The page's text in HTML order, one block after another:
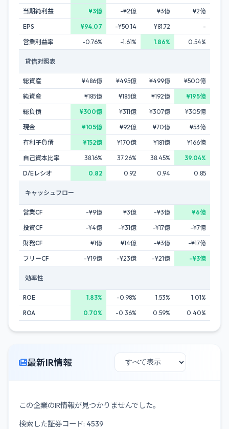
当期純利益
¥3億 -¥2億 ¥3億
¥2億
EPS
¥94.07 -¥50.14 ¥81.72
-
営業利益率
-0.76% -1.61% 1.86% 0.54%
貸借対照表
総資産 ¥486億 ¥495億 ¥499億
¥500億
純資産
¥185億 ¥185億 ¥192億
¥195億
総負債
¥300億 ¥311億 ¥307億
¥305億
現金
¥105億 ¥92億 ¥70億
¥53億
有利子負債
¥152億 ¥170億 ¥181億
¥166億
自己資本比率
38.16% 37.26% 38.45%
39.04%
D/Eレシオ
0.82 0.92 0.94 0.85
キャッシュフロー
営業CF -¥9億 ¥3億 -¥3億
¥6億
投資CF
-¥4億 -¥31億 -¥17億
-¥7億
財務CF
¥1億 ¥14億 -¥3億
-¥17億
フリーCF
-¥19億 -¥23億 -¥21億 -¥3億
効率性
ROE 1.83% -0.98% 1.53%
1.01%
ROA
0.70% -0.36% 0.59% 0.40%
最新IR情報
この企業のIR情報が見つかりませんでした。
検索した証券コード: 4539